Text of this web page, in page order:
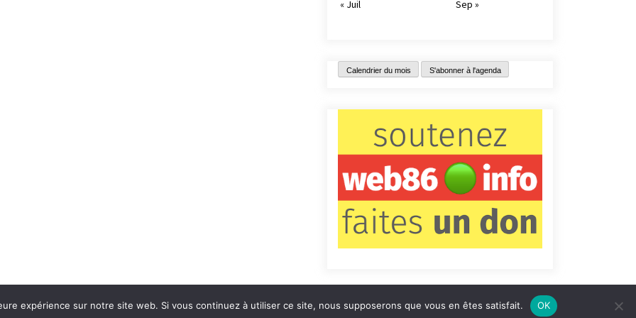
« Juil
Sep »
Calendrier du mois S'abonner à l'agenda
Contact Qui sommes-nous ? Informations légales
expérience sur notre site web. Si vous continuez à utiliser ce site, nous supposerons que vous en êtes satisfait. OK